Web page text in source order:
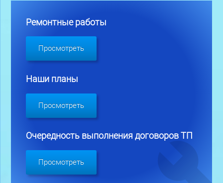
Ремонтные работы
Просмотреть
Наши планы
Просмотреть
Очередность выполнения договоров ТП
Просмотреть